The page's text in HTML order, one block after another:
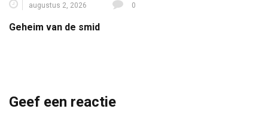
augustus 2, 2026 0
Geheim van de smid
Geef een reactie